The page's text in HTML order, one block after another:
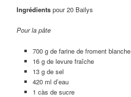
Ingrédients pour 20 Bailys
Pour la pâte
700 g de farine de froment blanche
16 g de levure fraîche
13 g de sel
420 ml d’eau
1 càs de sucre